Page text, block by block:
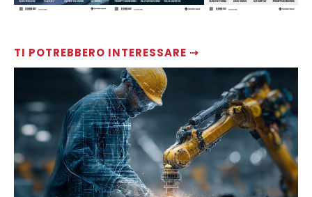
TI POTREBBERO INTERESSARE ⇢